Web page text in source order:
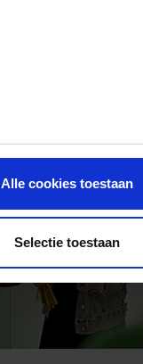
Alle cookies toestaan
Selectie toestaan